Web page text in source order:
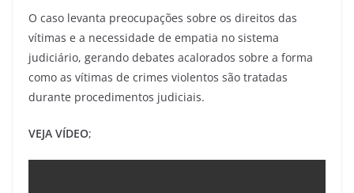
O caso levanta preocupações sobre os direitos das
vítimas e a necessidade de empatia no sistema
judiciário, gerando debates acalorados sobre a forma
como as vítimas de crimes violentos são tratadas
durante procedimentos judiciais.
VEJA VÍDEO;